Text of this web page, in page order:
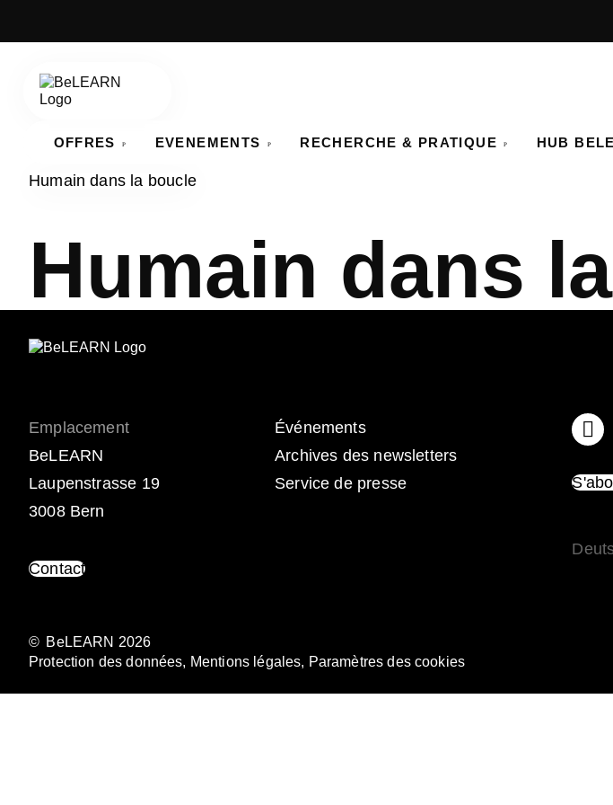
OFFRES EVENEMENTS RECHERCHE & PRATIQUE HUB
Humain dans la boucle
Humain dans
Emplacement
BeLEARN
Laupenstrasse 19
3008 Bern
Contact
Événements
Archives des newsletters
Service de presse
© BeLEARN 2026
Protection des données, Mentions légales, Paramètres des cookies